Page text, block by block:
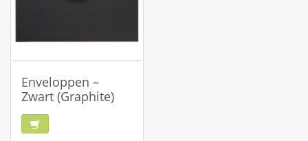
Enveloppen –
Zwart (Graphite)